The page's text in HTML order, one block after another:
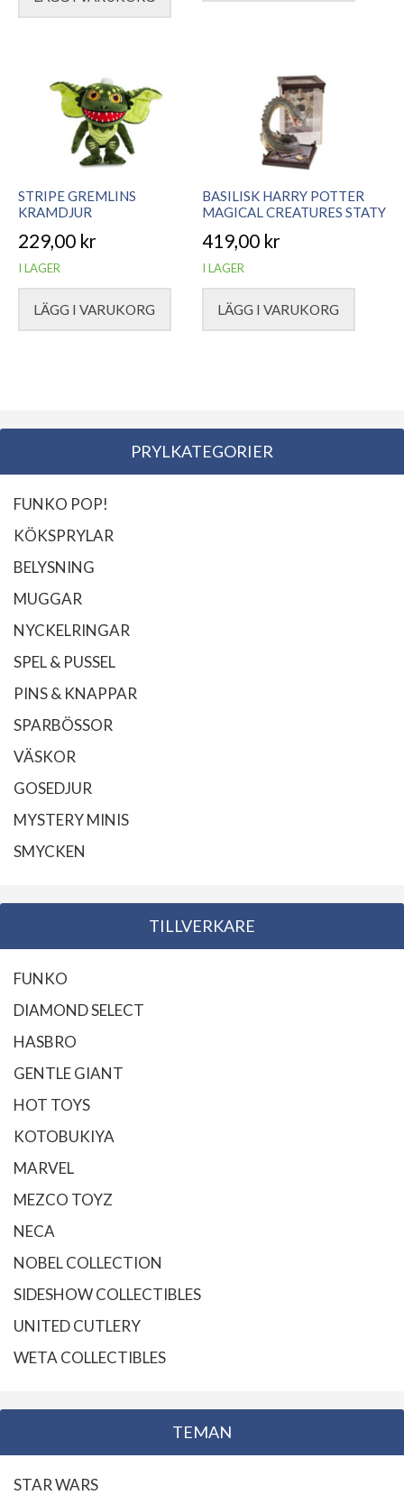
STRIPE GREMLINS
KRAMDJUR
229,00 kr
I LAGER
LÄGG I VARUKORG
BASILISK HARRY POTTER
MAGICAL CREATURES STATY
419,00 kr
I LAGER
LÄGG I VARUKORG
PRYLKATEGORIER
FUNKO POP!
KÖKSPRYLAR
BELYSNING
MUGGAR
NYCKELRINGAR
SPEL & PUSSEL
PINS & KNAPPAR
SPARBÖSSOR
VÄSKOR
GOSEDJUR
MYSTERY MINIS
SMYCKEN
TILLVERKARE
FUNKO
DIAMOND SELECT
HASBRO
GENTLE GIANT
HOT TOYS
KOTOBUKIYA
MARVEL
MEZCO TOYZ
NECA
NOBEL COLLECTION
SIDESHOW COLLECTIBLES
UNITED CUTLERY
WETA COLLECTIBLES
TEMAN
STAR WARS